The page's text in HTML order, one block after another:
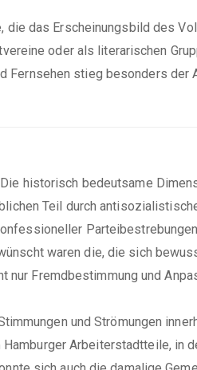
das Erscheinungsbild des
oder als literarischen
Fernsehen stieg besonders der
historisch bedeutsame
Teil durch
waren die, die sich
Fremdbestimmung und
und Strömungen
Arbeiterstadtteile, in